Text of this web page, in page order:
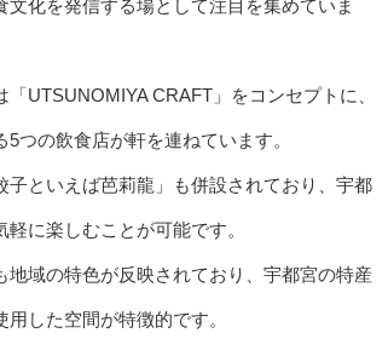
文化を発信する場として注目を集めていま
「UTSUNOMIYA CRAFT」をコンセプトに、
つの飲食店が軒を連ねています。
子といえば芭莉龍」も併設されており、宇都
に楽しむことが可能です。
地域の特色が反映されており、宇都宮の特産
した空間が特徴的です。